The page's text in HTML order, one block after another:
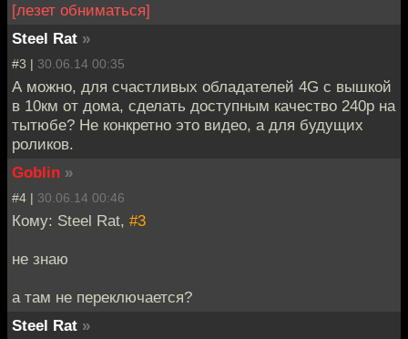
[лезет обниматься]
Steel Rat »
#3 | 30.06.14 00:35
А можно, для счастливых обладателей 4G с вышкой
в 10км от дома, сделать доступным качество 240p на
тытюбе? Не конкретно это видео, а для будущих
роликов.
Goblin »
#4 | 30.06.14 00:46
Кому: Steel Rat, #3
не знаю
а там не переключается?
Steel Rat »